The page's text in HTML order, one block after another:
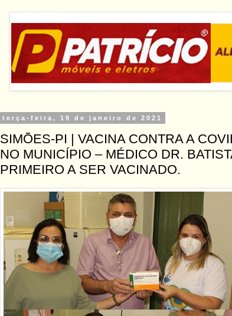
terça-feira, 19 de janeiro de 2021
SIMÕES-PI | VACINA CONTRA A
NO MUNICÍPIO – MÉDICO DR.
PRIMEIRO A SER VACINADO.